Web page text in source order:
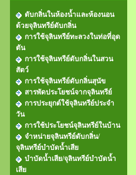
ดับกลิ่นในห้องน้ำและห้องนอน
ด้วยจุลินทรีย์ดับกลิ่น
การใช้จุลินทรีย์ทะลวงในท่อที่อุด
ตัน
การใช้จุลินทรีย์ดับกลิ่นในสวน
สัตว์
การใช้จุลินทรีย์ดับกลิ่นสุนัข
สารพัดประโยชน์จากจุลินทรีย์
การประยุกต์ใช้จุลินทรีย์ประจำ
วัน
การใช้ประโยชน์จุลินทรีย์ในบ้าน
จำหน่ายจุลินทรีย์ดับกลิ่น/
จุลินทรีย์บำบัดน้ำเสีย
บำบัดน้ำเสีย/จุลินทรีย์บำบัดน้ำ
เสีย